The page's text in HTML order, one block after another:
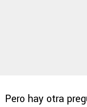
Pero hay otra